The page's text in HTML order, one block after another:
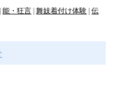
能・狂言 舞妓着付け体験 伝